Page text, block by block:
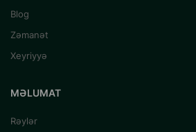
Blog
Zəmanət
Xeyriyyə
MƏLUMAT
Rəylər